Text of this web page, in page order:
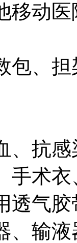
移动
包、
、抗
手术
透气
、输液